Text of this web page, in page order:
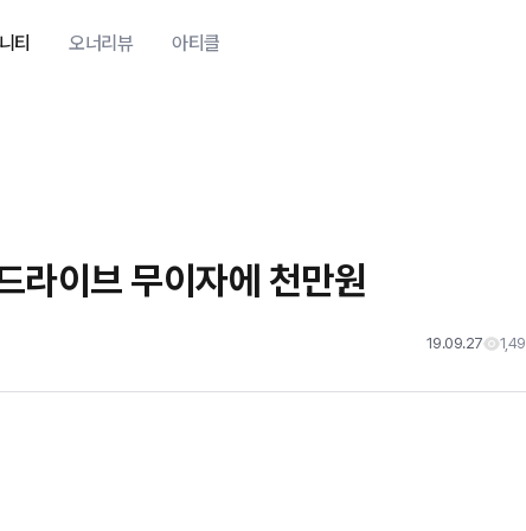
티 오너리뷰 아티클
이브 무이자에 천만원
19.09.27